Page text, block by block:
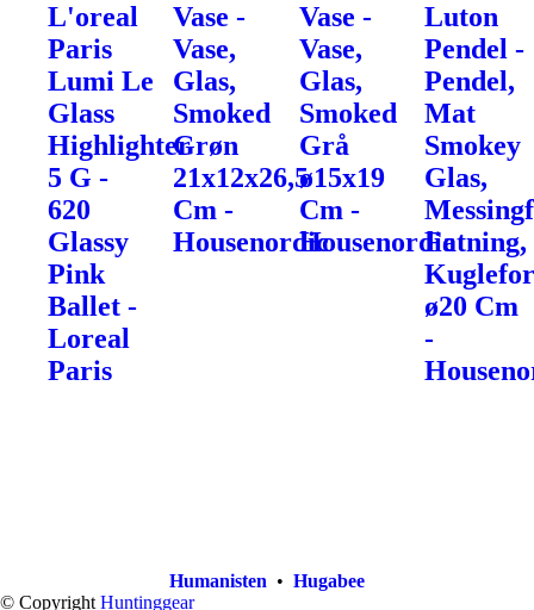
L'oreal
Paris
Lumi Le
Glass
Highlighter
5 G -
620
Glassy
Pink
Ballet -
Loreal
Paris
Vase -
Vase,
Glas,
Smoked
Grøn
21x12x26,5
Cm -
Housenordic
Vase -
Vase,
Glas,
Smoked
Grå
ø15x19
Cm -
Housenordic
Luton
Pendel -
Pendel,
Mat
Smokey
Glas,
Fatning,
ø20 Cm
-
Humanisten • Hugabee
© Copyright Huntinggear